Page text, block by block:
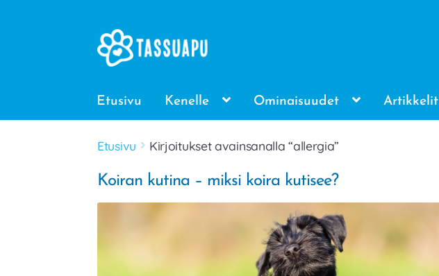
Siirry
navigointiin
Siirry
sisältöön
Etusivu Kenelle Ominaisuudet Artikkelit
Etusivu Kirjoitukset avainsanalla “allergia”
Koiran kutina – miksi koira kutisee?